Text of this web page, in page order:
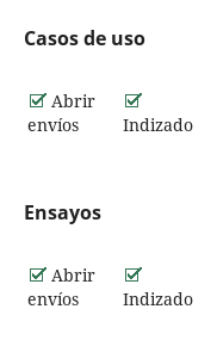
Casos de uso
Abrir
envíos
Indizado
Ensayos
Abrir
envíos
Indizado